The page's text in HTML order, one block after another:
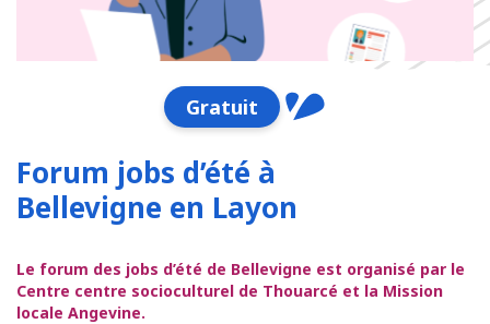
Gratuit
Forum jobs d’été à
Bellevigne en Layon
Le forum des jobs d’été de Bellevigne est organisé par le
Centre centre socioculturel de Thouarcé et la Mission
locale Angevine.